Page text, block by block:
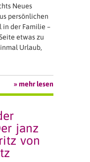
Neues
persönlichen
in der Familie –
etwas zu
Urlaub,
» mehr lesen
janz
von